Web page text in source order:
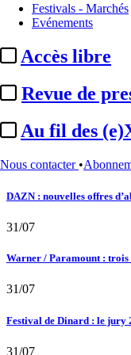
Festivals - Marchés
Evénements
Accès libre
Revue de
Au fil des
Nous contacter •
Au fil des (e)X (tweets) :
02/08
"L'Odyssée" : à
01/08
DAZN : nouvelles offres
31/07
Warner / Paramount : trois
31/07
Festival de Dinard : le jury
31/07